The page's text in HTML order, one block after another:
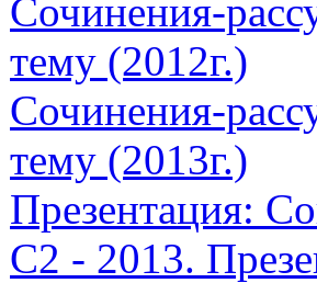
Сочинения-
тему (2012г.)
Сочинения-
тему (2013г.)
Презентация:
C2 - 2013.